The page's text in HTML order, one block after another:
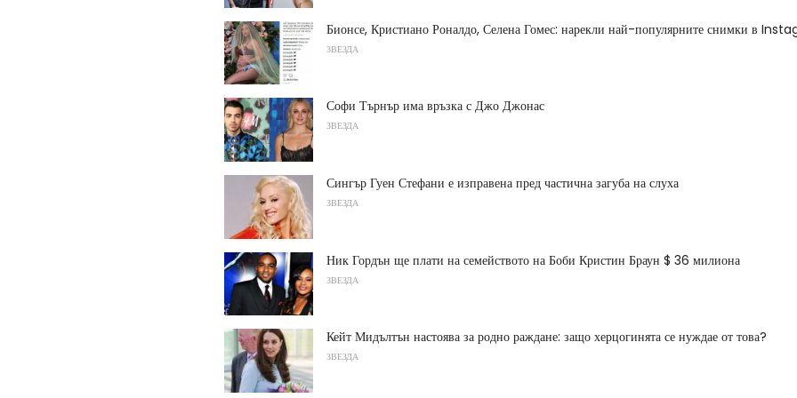
Бионсе, Кристиано Роналдо, Селена Гомес: нарекли най-популярните снимки в
ЗВЕЗДА
Софи Търнър има връзка с Джо Джонас
ЗВЕЗДА
Сингър Гуен Стефани е изправена пред частична загуба на слуха
ЗВЕЗДА
Ник Гордън ще плати на семейството на Боби Кристин Браун $ 36 милиона
ЗВЕЗДА
Кейт Мидълтън настоява за родно раждане: защо херцогинята се нуждае от това?
ЗВЕЗДА